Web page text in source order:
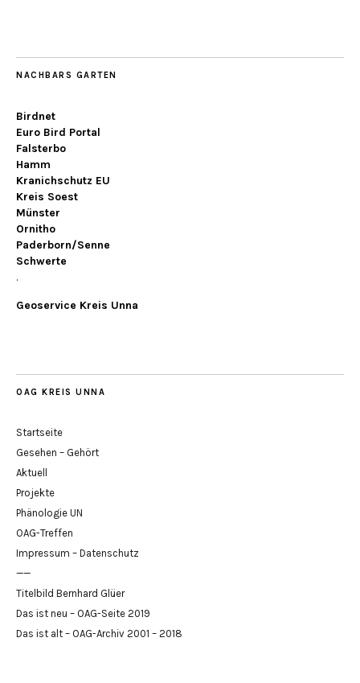
NACHBARS GARTEN
Birdnet
Euro Bird Portal
Falsterbo
Hamm
Kranichschutz EU
Kreis Soest
Münster
Ornitho
Paderborn/Senne
Schwerte
.
Geoservice Kreis Unna
OAG KREIS UNNA
Startseite
Gesehen – Gehört
Aktuell
Projekte
Phänologie UN
OAG-Treffen
Impressum – Datenschutz
——
Titelbild Bernhard Glüer
Das ist neu – OAG-Seite 2019
Das ist alt – OAG-Archiv 2001 – 2018